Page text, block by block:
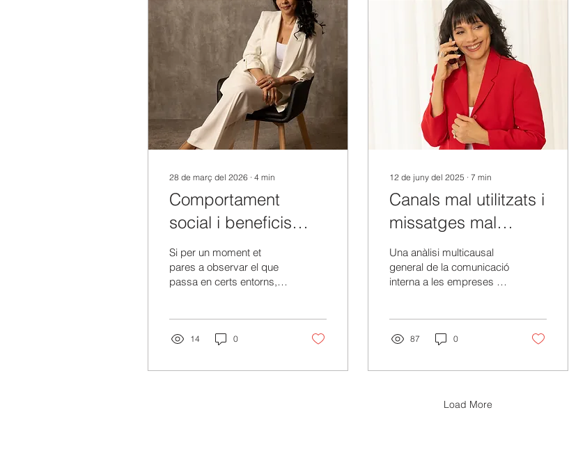
28 de març del 2026 ∙ 4 min
Comportament
social i beneficis
intragrupals: quan
les cares sempre
són les mateixes
Si per un moment et
pares a observar el que
passa en certs entorns,
espais on es poden
iniciatives que
14 0
12 de juny del 2025 ∙ 7 min
Canals mal utilitzats i
missatges mal
compresos: Riscos
d'una comunicació
interna deficient
Una anàlisi multicausal
general de la comunicació
interna a les empreses Sí,
87 0
Load More